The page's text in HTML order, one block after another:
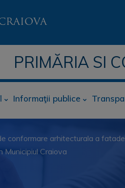
PRIMĂRIA SI
Informaţii publice
conformare arhitecturala a
Municipiul Craiova